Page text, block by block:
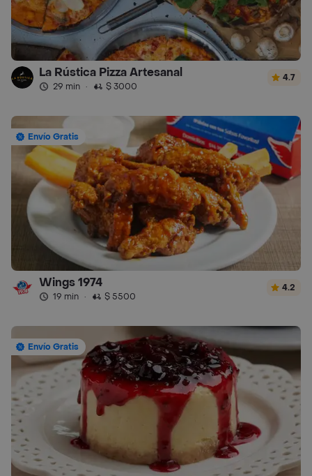
La Rústica Pizza Artesanal
29 min · $ 3000
4.7
Envío Gratis
Wings 1974
19 min · $ 5500
4.2
Envío Gratis